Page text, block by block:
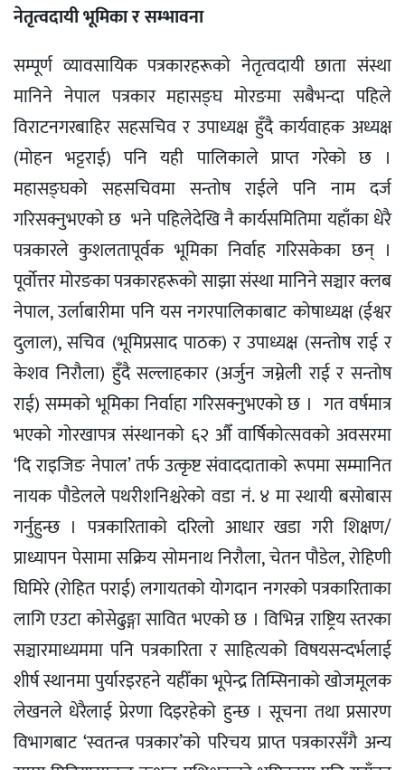
नेतृत्वदायी भूमिका र सम्भावना
सम्पूर्ण व्यावसायिक पत्रकारहरूको नेतृत्वदायी छाता संस्था
मानिने नेपाल पत्रकार महासङ्घ मोरङमा सबैभन्दा पहिले
विराटनगरबाहिर सहसचिव र उपाध्यक्ष हुँदै कार्यवाहक अध्यक्ष
(मोहन भट्टराई) पनि यही पालिकाले प्राप्त गरेको छ ।
महासङ्घको सहसचिवमा सन्तोष राईले पनि नाम दर्ज
गरिसक्नुभएको छ भने पहिलेदेखि नै कार्यसमितिमा यहाँका धेरै
पत्रकारले कुशलतापूर्वक भूमिका निर्वाह गरिसकेका छन् ।
पूर्वोत्तर मोरङका पत्रकारहरूको साझा संस्था मानिने सञ्चार क्लब
नेपाल, उर्लाबारीमा पनि यस नगरपालिकाबाट कोषाध्यक्ष (ईश्वर
दुलाल), सचिव (भूमिप्रसाद पाठक) र उपाध्यक्ष (सन्तोष राई र
केशव निरौला) हुँदै सल्लाहकार (अर्जुन जम्नेली राई र सन्तोष
राई) सम्मको भूमिका निर्वाहा गरिसक्नुभएको छ । गत वर्षमात्र
भएको गोरखापत्र संस्थानको ६२ औँ वार्षिकोत्सवको अवसरमा
‘दि राइजिङ नेपाल’ तर्फ उत्कृष्ट संवाददाताको रूपमा सम्मानित
नायक पौडेलले पथरीशनिश्चरेको वडा नं. ४ मा स्थायी बसोबास
गर्नुहुन्छ । पत्रकारिताको दरिलो आधार खडा गरी शिक्षण/
प्राध्यापन पेसामा सक्रिय सोमनाथ निरौला, चेतन पौडेल, रोहिणी
घिमिरे (रोहित पराई) लगायतको योगदान नगरको पत्रकारिताका
लागि एउटा कोसेढुङ्गा सावित भएको छ । विभिन्न राष्ट्रिय स्तरका
सञ्चारमाध्यममा पनि पत्रकारिता र साहित्यको विषयसन्दर्भलाई
शीर्ष स्थानमा पुर्यारइरहने यहीँका भूपेन्द्र तिम्सिनाको खोजमूलक
लेखनले धेरैलाई प्रेरणा दिइरहेको हुन्छ । सूचना तथा प्रसारण
विभागबाट ‘स्वतन्त्र पत्रकार’को परिचय प्राप्त पत्रकारसँगै अन्य